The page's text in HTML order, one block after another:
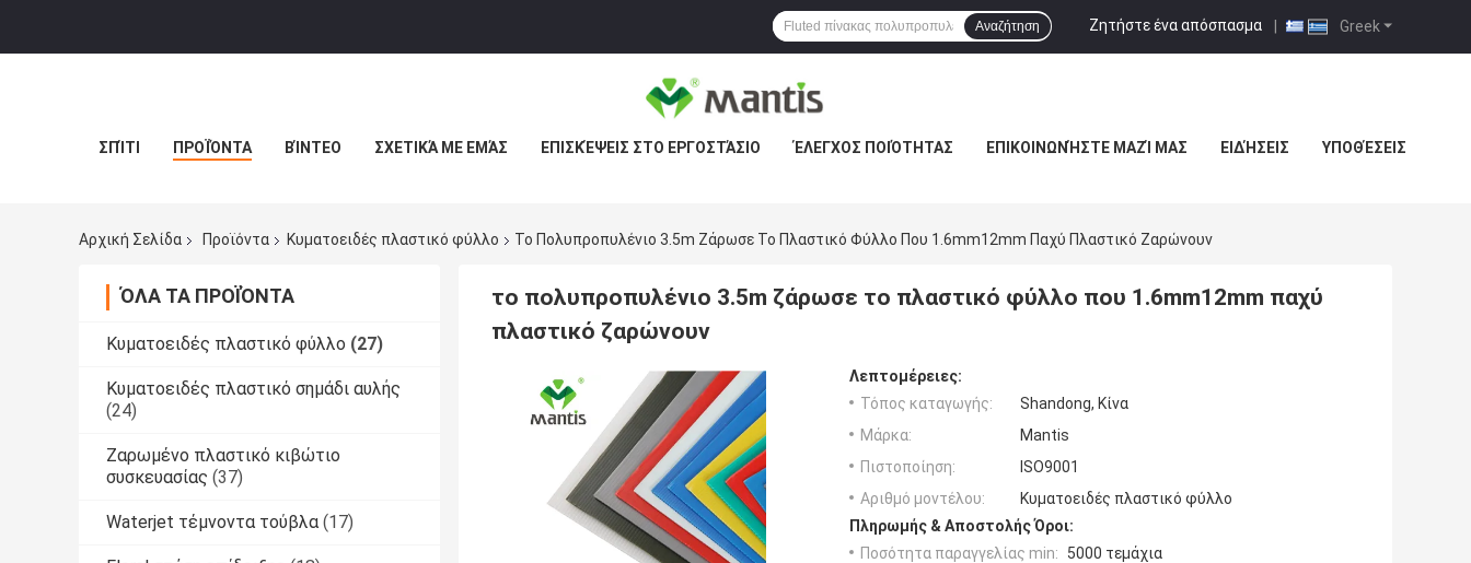
Greek
Ζητήστε ένα απόσπασμα |
Αναζήτηση
ΣΠΊΤΙ ΠΡΟΪΌΝΤΑ ΒΊΝΤΕΟ ΣΧΕΤΙΚΆ ΜΕ ΕΜΆΣ ΕΠΙΣΚΈΨΕΙΣ ΣΤΟ ΕΡΓΟΣΤΆΣΙΟ ΈΛΕΓΧΟΣ ΠΟΙΌΤΗΤΑΣ ΕΠΙΚΟΙΝΩΝΉΣΤΕ ΜΑΖΊ ΜΑΣ ΕΙΔΉΣΕΙΣ ΥΠΟΘΈΣΕΙΣ
Αρχική Σελίδα Προϊόντα Κυματοειδές πλαστικό φύλλο Το Πολυπροπυλένιο 3.5m Ζάρωσε Το Πλαστικό Φύλλο Που 1.6mm12mm Παχύ Πλαστικό Ζαρώνουν
ΌΛΑ ΤΑ ΠΡΟΪΌΝΤΑ
Κυματοειδές πλαστικό φύλλο (27)
Κυματοειδές πλαστικό σημάδι αυλής
(24)
Ζαρωμένο πλαστικό κιβώτιο
συσκευασίας (37)
Waterjet τέμνοντα τούβλα (17)
το πολυπροπυλένιο 3.5m ζάρωσε το πλαστικό φύλλο που 1.6mm12mm παχύ
πλαστικό ζαρώνουν
Λεπτομέρειες:
Τόπος καταγωγής:
Shandong, Κίνα
Μάρκα:
Mantis
Πιστοποίηση:
ISO9001
Αριθμό μοντέλου:
Κυματοειδές πλαστικό φύλλο
Πληρωμής & Αποστολής Όροι:
Ποσότητα παραγγελίας min:
5000 τεμάχια